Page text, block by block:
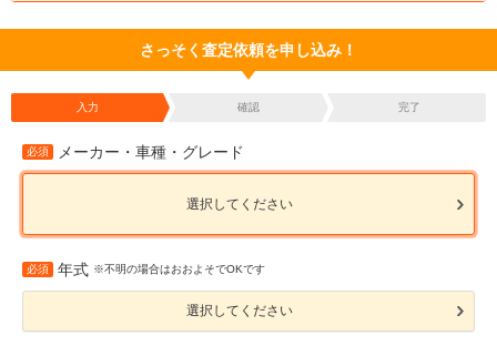
さっそく査定依頼を申し込み！
入力 確認 完了
必須 メーカー・車種・グレード
選択してください
必須 年式 ※不明の場合はおおよそでOKです
選択してください